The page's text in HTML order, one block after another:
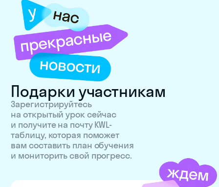
Подарки участникам
Зарегистрируйтесь
на открытый урок сейчас
и получите на почту KWL-
таблицу, которая поможет
вам составить план обучения
и мониторить свой прогресс.